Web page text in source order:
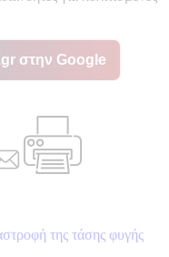
στην Google
της τάσης φυγής